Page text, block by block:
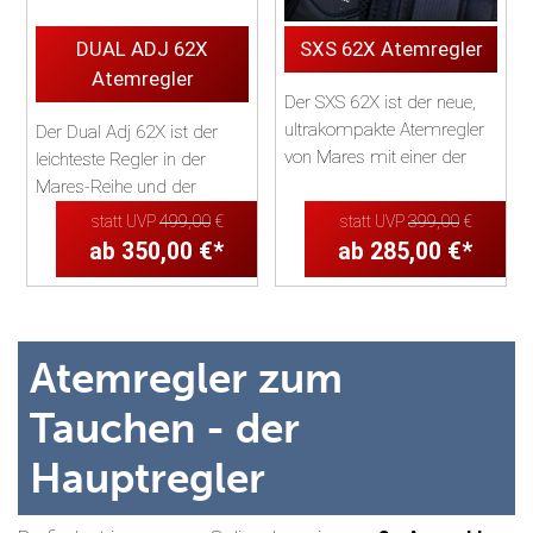
DUAL ADJ 62X
Atemregler
Der Dual Adj 62X ist der
leichteste Regler in der
Mares-Reihe und der
weltweit perfekte Begleiter
für reisende T...
statt UVP499,00 €
ab 350,00 €*
SXS 62X Atemregler
Der SXS 62X ist der neue,
ultrakompakte Atemregler
von Mares mit einer der
Stufen auf dem Markt....
statt UVP399,00 €
ab 285,00 €*
Atemregler zum
Tauchen - der
Hauptregler